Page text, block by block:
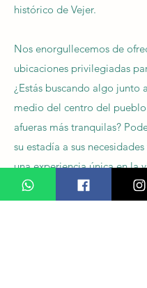
histórico de Vejer.​
Nos enorgullecemos de
ubicaciones privilegiadas
¿Estás buscando algo junto
medio del centro del
afueras más tranquilas?
su estadía a sus
una experiencia única en la
Ven a alojarte con nosotros